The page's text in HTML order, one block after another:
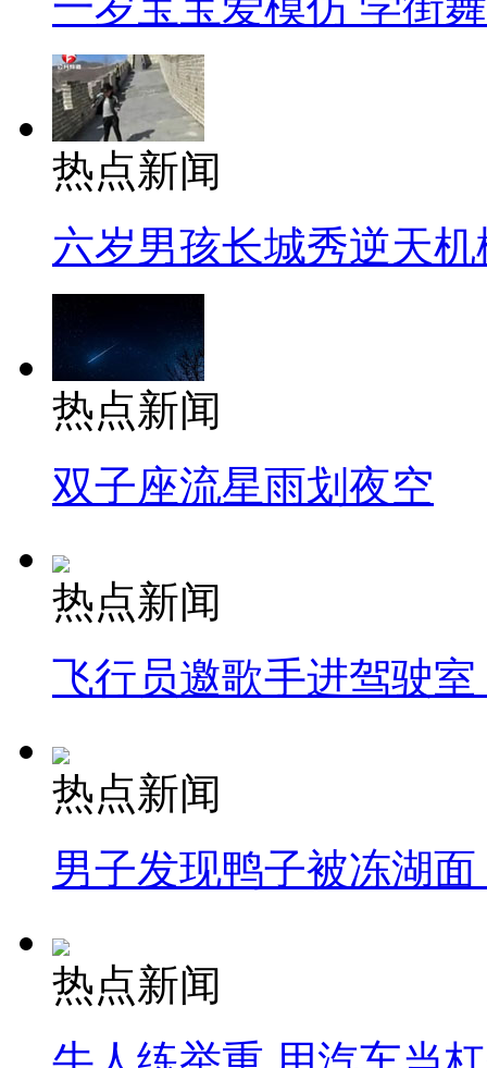
热点新闻
六岁男孩长城秀逆天机
热点新闻
双子座流星雨划夜空
热点新闻
飞行员邀歌手进驾驶
热点新闻
男子发现鸭子被冻湖
热点新闻